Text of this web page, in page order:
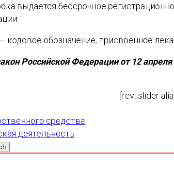
выдается бессрочное
кодовое обозначение, присвоенное
Российской Федерации от 12
[rev_slider
средства
деятельность